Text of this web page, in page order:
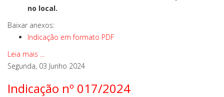
no local.
Baixar anexos:
Indicação em formato PDF
Leia mais ...
Segunda, 03 Junho 2024
Indicação nº 017/2024